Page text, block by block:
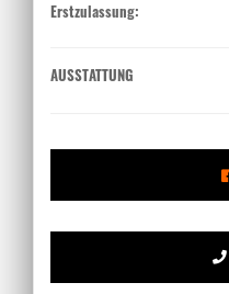
Erstzulassung:
AUSSTATTUNG